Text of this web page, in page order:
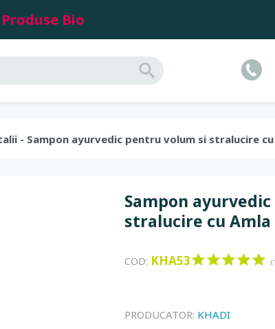
Bio
- Sampon ayurvedic pentru volum si stralucire cu
Sampon
stralucire cu Amla
COD: KHA53
PRODUCATOR: KHADI